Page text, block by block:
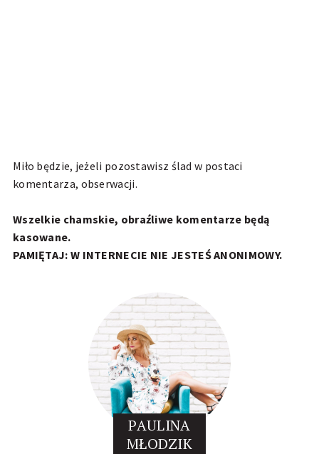
Miło będzie, jeżeli pozostawisz ślad w postaci
komentarza, obserwacji.
Wszelkie chamskie, obraźliwe komentarze będą
kasowane.
PAMIĘTAJ: W INTERNECIE NIE JESTEŚ ANONIMOWY.
PAULINA
MŁODZIK